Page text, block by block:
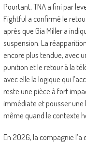
Pourtant, TNA a fini par
Fightful a confirmé le
après que Gia Miller a
suspension. La
encore plus tendue, avec
punition et le retour à la
avec elle la logique qui
reste une pièce à fort
immédiate et pousser
même quand le contexte
En 2026, la compagnie